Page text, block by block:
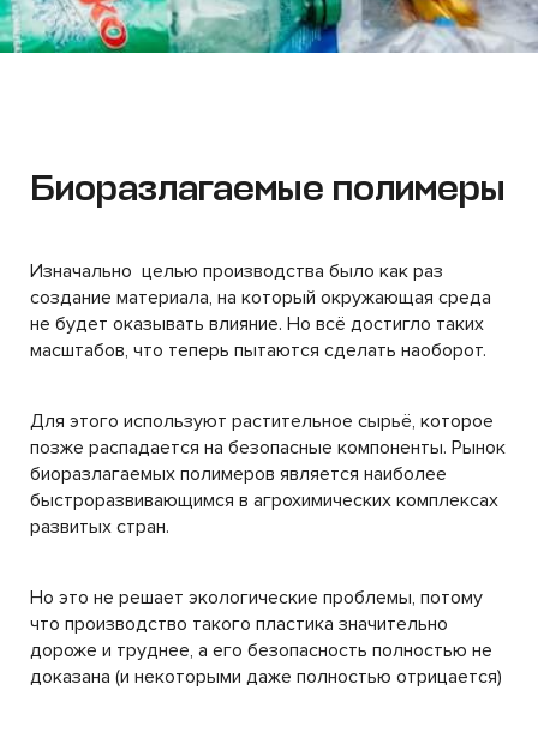
Биоразлагаемые полимеры
Изначально целью производства было как раз
создание материала, на который окружающая среда
не будет оказывать влияние. Но всё достигло таких
масштабов, что теперь пытаются сделать наоборот.
Для этого используют растительное сырьё, которое
позже распадается на безопасные компоненты. Рынок
биоразлагаемых полимеров является наиболее
быстроразвивающимся в агрохимических комплексах
развитых стран.
Но это не решает экологические проблемы, потому
что производство такого пластика значительно
дороже и труднее, а его безопасность полностью не
доказана (и некоторыми даже полностью отрицается)